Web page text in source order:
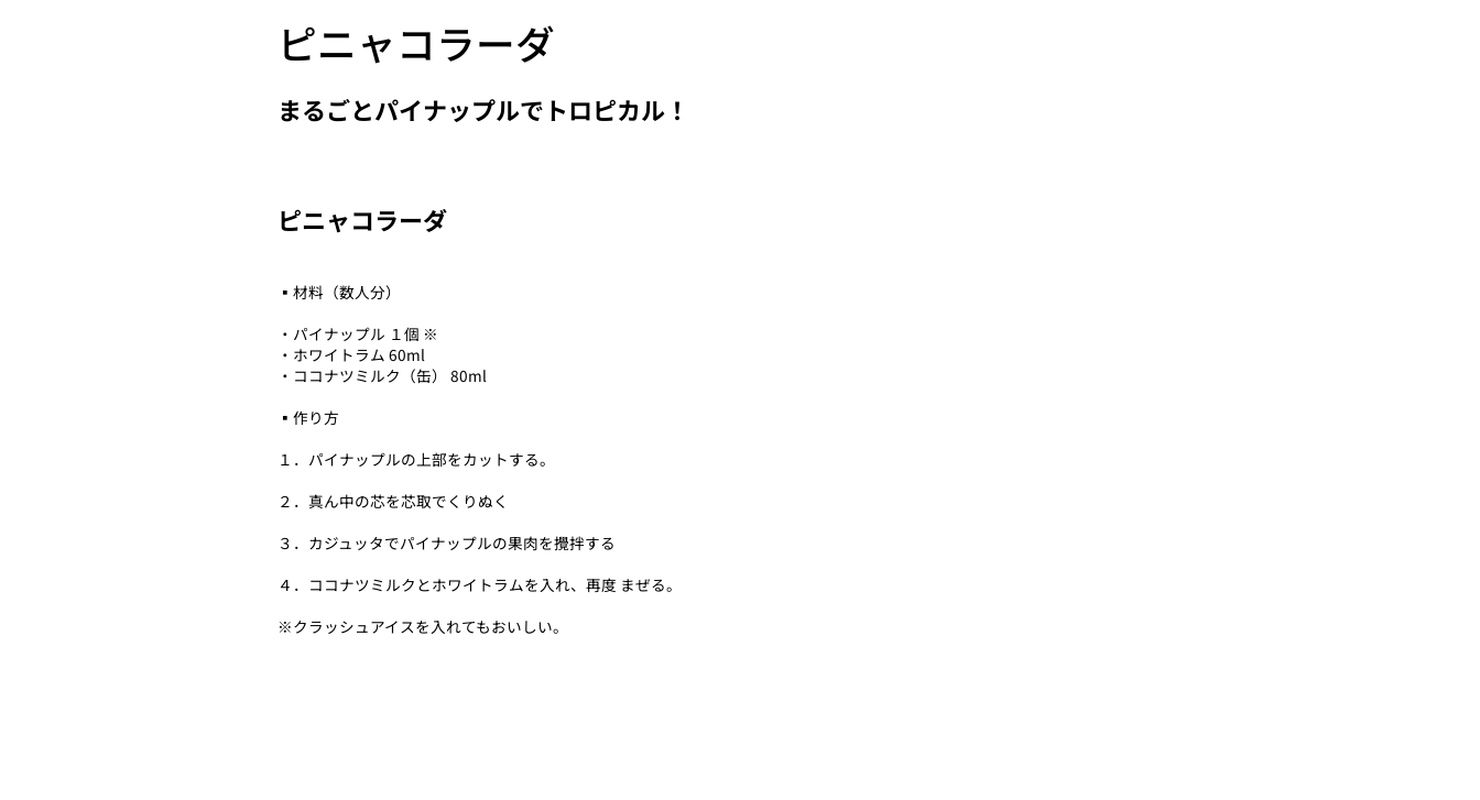
ピニャコラーダ
まるごとパイナップルでトロピカル！
ピニャコラーダ
▪️材料（数人分）
・パイナップル １個 ※
・ホワイトラム 60ml
・ココナツミルク（缶） 80ml
▪️作り方
１．パイナップルの上部をカットする。
２．真ん中の芯を芯取でくりぬく
３．カジュッタでパイナップルの果肉を攪拌する
４．ココナツミルクとホワイトラムを入れ、再度 まぜる。
※クラッシュアイスを入れてもおいしい。